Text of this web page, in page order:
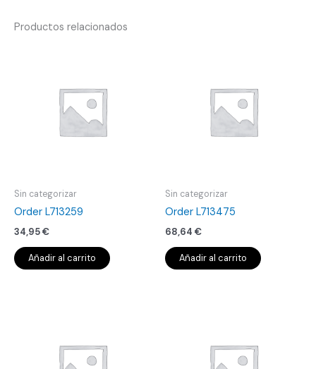
Productos relacionados
Sin categorizar
Order L713259
34,95€
Añadir al carrito
Sin categorizar
Order L713475
68,64 €
Añadir al carrito